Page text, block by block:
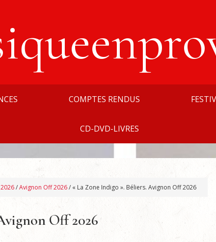
COMPTES RENDUS
CD-DVD-LIVRES
/Avignon Off 2026/ « La Zone Indigo ». Béliers. Avignon Off 2026
Off 2026